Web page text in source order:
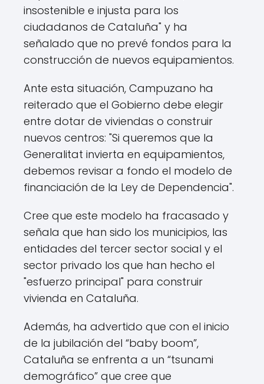
insostenible e injusta para los
ciudadanos de Cataluña" y ha
señalado que no prevé fondos para la
construcción de nuevos equipamientos.
Ante esta situación, Campuzano ha
reiterado que el Gobierno debe elegir
entre dotar de viviendas o construir
nuevos centros: "Si queremos que la
Generalitat invierta en equipamientos,
debemos revisar a fondo el modelo de
financiación de la Ley de Dependencia".
Cree que este modelo ha fracasado y
señala que han sido los municipios, las
entidades del tercer sector social y el
sector privado los que han hecho el
"esfuerzo principal" para construir
vivienda en Cataluña.
Además, ha advertido que con el inicio
de la jubilación del “baby boom”,
Cataluña se enfrenta a un “tsunami
demográfico” que cree que